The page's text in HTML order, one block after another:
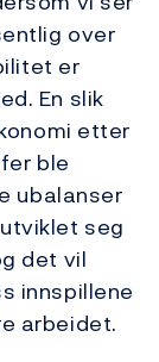
over
er
En slik
etter
ble
ubalanser
seg
det vil
innspillene
arbeidet.